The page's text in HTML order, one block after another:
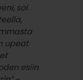
soi
upeat
esiin